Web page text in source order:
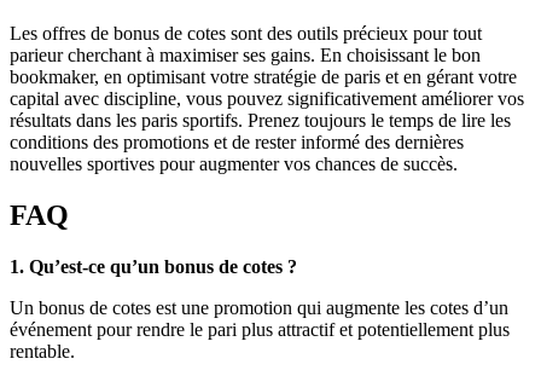
Les offres de bonus de cotes sont des outils précieux pour tout
parieur cherchant à maximiser ses gains. En choisissant le bon
bookmaker, en optimisant votre stratégie de paris et en gérant votre
capital avec discipline, vous pouvez significativement améliorer vos
résultats dans les paris sportifs. Prenez toujours le temps de lire les
conditions des promotions et de rester informé des dernières
nouvelles sportives pour augmenter vos chances de succès.
FAQ
1. Qu’est-ce qu’un bonus de cotes ?
Un bonus de cotes est une promotion qui augmente les cotes d’un
événement pour rendre le pari plus attractif et potentiellement plus
rentable.